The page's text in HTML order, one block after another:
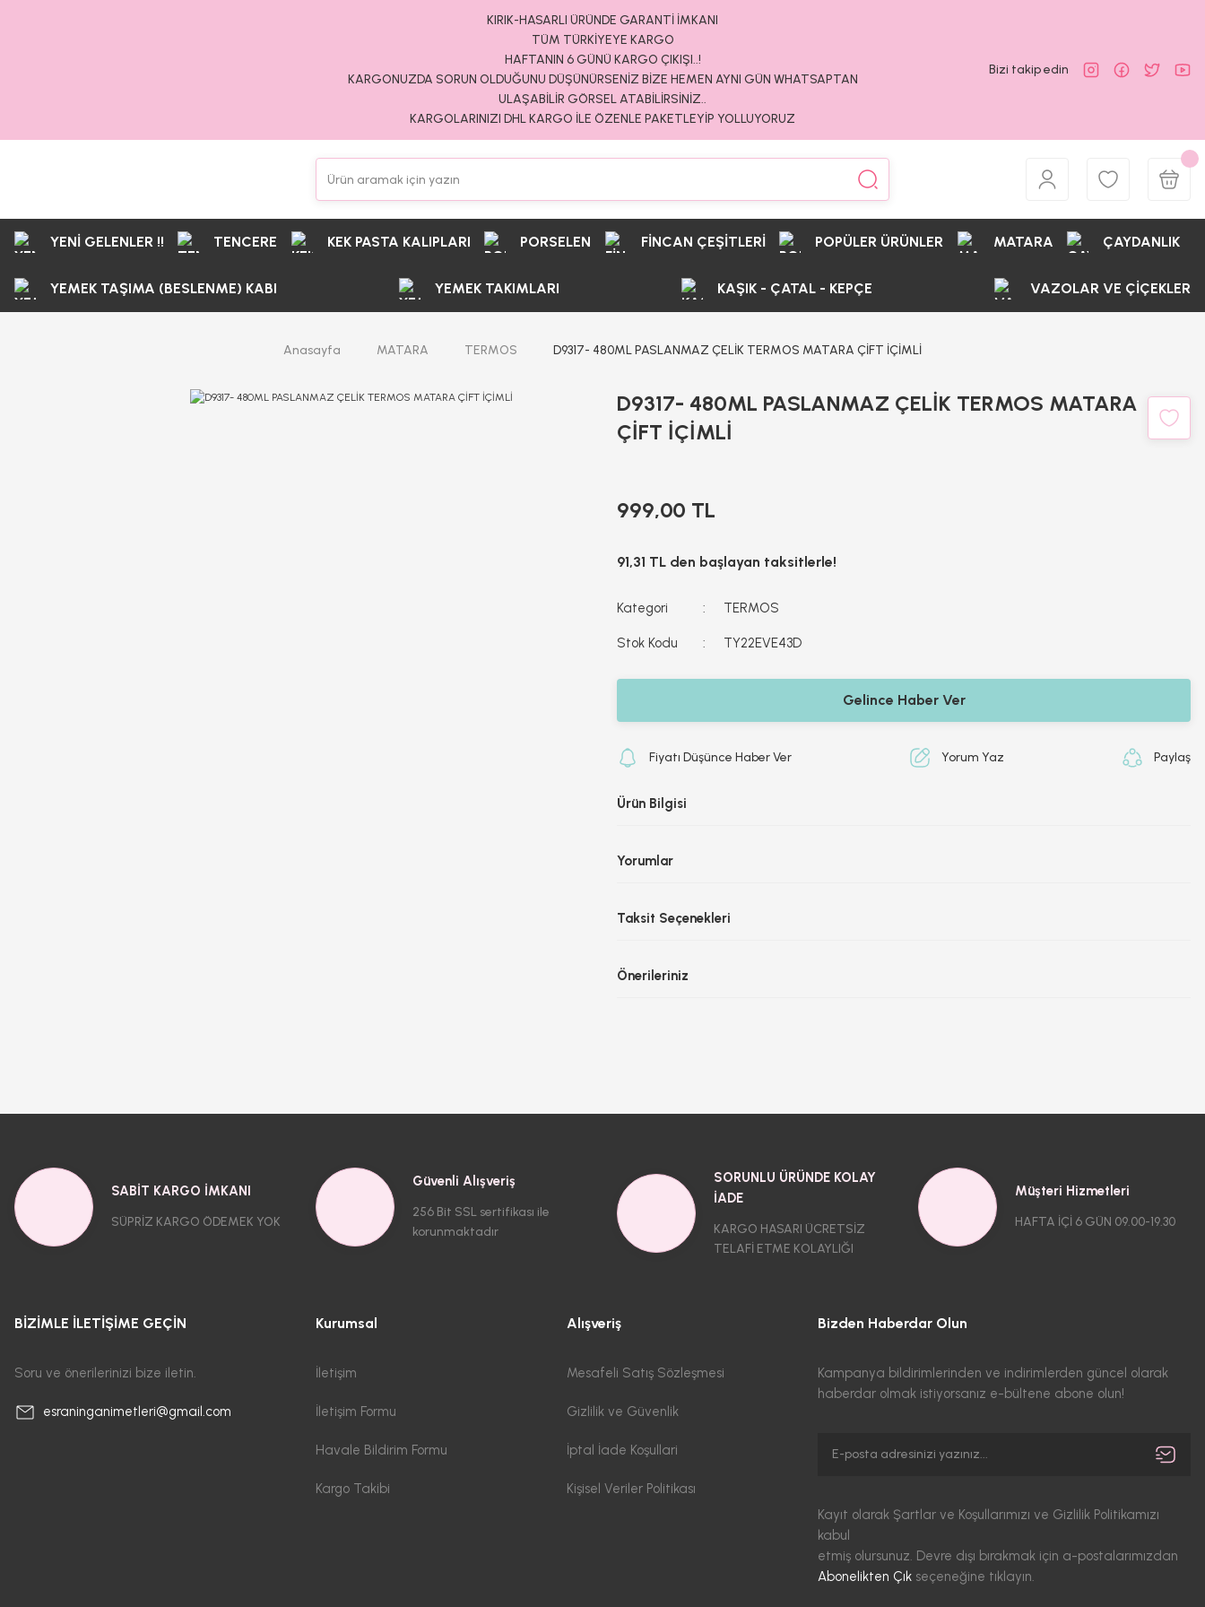
KIRIK-HASARLI ÜRÜNDE GARANTİ İMKANI
TÜM TÜRKİYEYE KARGO
HAFTANIN 6 GÜNÜ KARGO ÇIKIŞI..!
KARGONUZDA SORUN OLDUĞUNU DÜŞÜNÜRSENİZ BİZE HEMEN AYNI GÜN WHATSAPTAN
ULAŞABİLİR GÖRSEL ATABİLİRSİNİZ..
KARGOLARINIZI DHL KARGO İLE ÖZENLE PAKETLEYİP YOLLUYORUZ
Bizi takip edin
YENİ GELENLER !! TENCERE KEK PASTA KALIPLARI PORSELEN FİNCAN ÇEŞİTLERİ POPÜLER ÜRÜNLER MATARA ÇAYDANLIK
YEMEK TAŞIMA (BESLENME) KABI YEMEK TAKIMLARI KAŞIK - ÇATAL - KEPÇE VAZOLAR VE ÇİÇEKLER
Anasayfa MATARA TERMOS D9317- 480ML PASLANMAZ ÇELİK TERMOS MATARA ÇİFT İÇİMLİ
D9317- 480ML PASLANMAZ ÇELİK TERMOS MATARA
ÇİFT İÇİMLİ
999,00 TL
91,31 TL den başlayan taksitlerle!
Kategori TERMOS
Stok Kodu TY22EVE43D
Gelince Haber Ver
Fiyatı Düşünce Haber Ver Yorum Yaz Paylaş
Ürün Bilgisi
Yorumlar
Taksit Seçenekleri
Önerileriniz
SABİT KARGO İMKANI
SÜPRİZ KARGO ÖDEMEK YOK
Güvenli Alışveriş
256 Bit SSL sertifikası ile
korunmaktadır
SORUNLU ÜRÜNDE KOLAY
İADE
KARGO HASARI ÜCRETSİZ
TELAFİ ETME KOLAYLIĞI
Müşteri Hizmetleri
HAFTA İÇİ 6 GÜN 09.00-19.30
BİZİMLE İLETİŞİME GEÇİN
Soru ve önerilerinizi bize iletin.
esraninganimetleri@gmail.com
Kurumsal
İletişim
İletişim Formu
Havale Bildirim Formu
Kargo Takibi
Alışveriş
Mesafeli Satış Sözleşmesi
Gizlilik ve Güvenlik
İptal İade Koşullari
Kişisel Veriler Politikası
Bizden Haberdar Olun
Kampanya bildirimlerinden ve indirimlerden güncel olarak
haberdar olmak istiyorsanız e-bültene abone olun!
Kayıt olarak Şartlar ve Koşullarımızı ve Gizlilik Politikamızı
kabul
etmiş olursunuz. Devre dışı bırakmak için a-postalarımızdan
Abonelikten Çık seçeneğine tıklayın.